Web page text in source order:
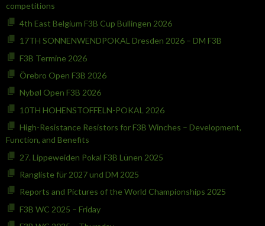
competitions
4th East Belgium F3B Cup Büllingen 2026
17TH SONNENWENDPOKAL Dresden 2026 – DM F3B
F3B Termine 2026
Örebro Open F3B 2026
Nybøl Open F3B 2026
10TH HOHENSTOFFELN-POKAL 2026
High-Resistance Resistors for F3B Winches – Development,
Function, and Benefits
27. Lippeweiden Pokal F3B Lünen 2025
Rangliste für 2027 und DM 2025
Reports and Pictures of the World Championships 2025
F3B WC 2025 – Friday